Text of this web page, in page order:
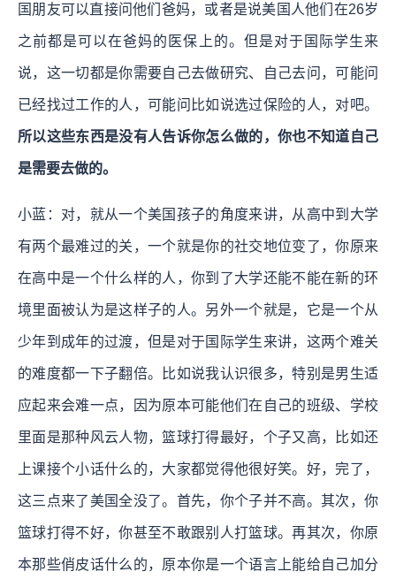
国朋友可以直接问他们爸妈，或者是说美国人他们在26岁
之前都是可以在爸妈的医保上的。但是对于国际学生来
说，这一切都是你需要自己去做研究、自己去问，可能问
已经找过工作的人，可能问比如说选过保险的人，对吧。
所以这些东西是没有人告诉你怎么做的，你也不知道自己
是需要去做的。
小蓝：对，就从一个美国孩子的角度来讲，从高中到大学
有两个最难过的关，一个就是你的社交地位变了，你原来
在高中是一个什么样的人，你到了大学还能不能在新的环
境里面被认为是这样子的人。另外一个就是，它是一个从
少年到成年的过渡，但是对于国际学生来讲，这两个难关
的难度都一下子翻倍。比如说我认识很多，特别是男生适
应起来会难一点，因为原本可能他们在自己的班级、学校
里面是那种风云人物，篮球打得最好，个子又高，比如还
上课接个小话什么的，大家都觉得他很好笑。好，完了，
这三点来了美国全没了。首先，你个子并不高。其次，你
篮球打得不好，你甚至不敢跟别人打篮球。再其次，你原
本那些俏皮话什么的，原本你是一个语言上能给自己加分